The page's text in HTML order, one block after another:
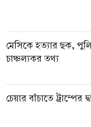
মেসিকে হত্যার ছক,
চাঞ্চল্যকর তথ্য
চেয়ার বাঁচাতে ট্রাম্পের